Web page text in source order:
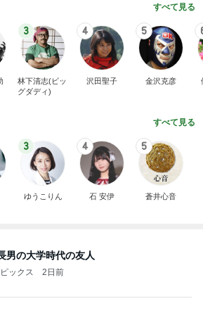
すべて見る
3
林下清志(ビッ
グダディ)
4
沢田聖子
5
金沢克彦
すべて見る
3
ゆうこりん
4
石 安伊
5
蒼井心音
男の大学時代の友人
ックス 2日前